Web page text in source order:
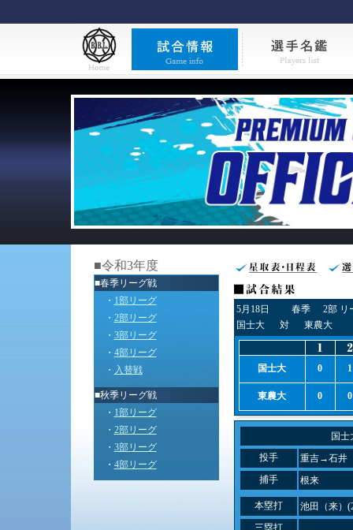
■令和3年度
■春季リーグ戦
・ 1部リーグ
・ 2部リーグ
・ 3部リーグ
・ 4部リーグ
・ 入替戦
■秋季リーグ戦
・ 1部リーグ
・ 2部リーグ
・ 3部リーグ
・ 4部リーグ
5月18日 春季
2部 リ
国士大
対 東農大
国士大 0 1
東農大 0 0
国士
投手
重吉→石井
捕手
根来
本塁打
池田（来）
三塁打